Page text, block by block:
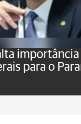
importância
para o